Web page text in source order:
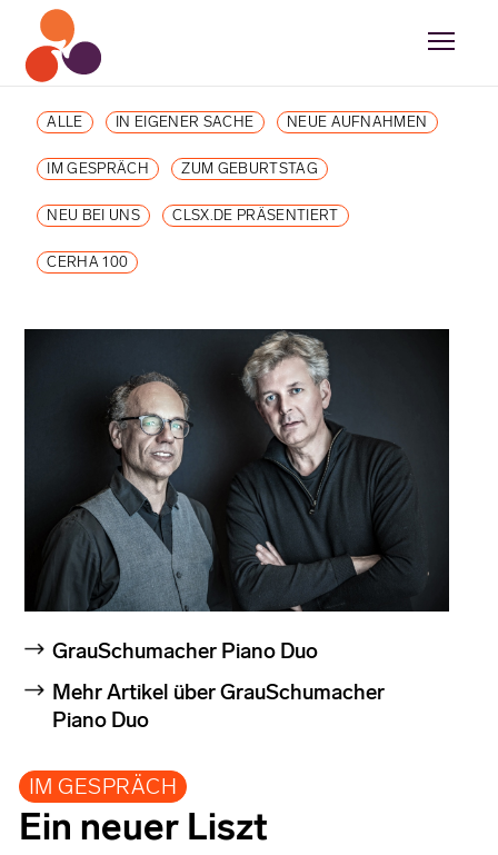
ALLE IN EIGENER SACHE NEUE AUFNAHMEN
IM GESPRÄCH ZUM GEBURTSTAG
NEU BEI UNS CLSX.DE PRÄSENTIERT
CERHA 100
GrauSchumacher Piano Duo
Mehr Artikel über GrauSchumacher
Piano Duo
IM GESPRÄCH
Ein neuer Liszt